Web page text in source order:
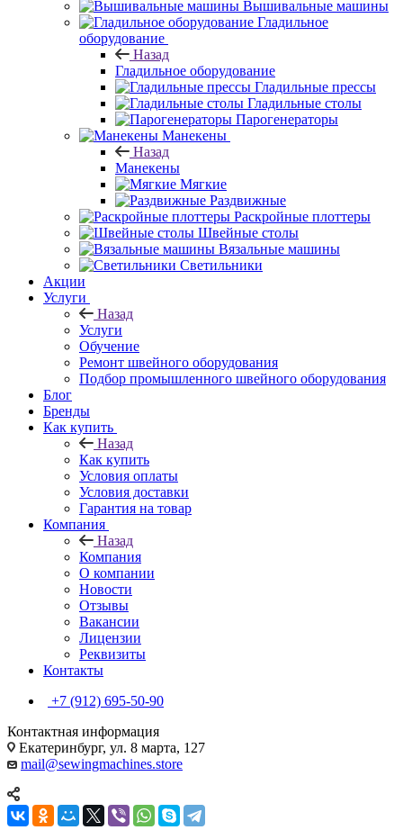
Вышивальные машины
Гладильное
оборудование
Назад
Гладильное оборудование
Гладильные прессы
Гладильные столы
Парогенераторы
Манекены
Назад
Манекены
Мягкие
Раздвижные
Раскройные плоттеры
Швейные столы
Вязальные машины
Светильники
Акции
Услуги
Назад
Услуги
Обучение
Ремонт швейного оборудования
Подбор промышленного швейного оборудования
Блог
Бренды
Как купить
Назад
Как купить
Условия оплаты
Условия доставки
Гарантия на товар
Компания
Назад
Компания
О компании
Новости
Отзывы
Вакансии
Лицензии
Реквизиты
Контакты
+7 (912) 695-50-90
Контактная информация
Екатеринбург, ул. 8 марта, 127
mail@sewingmachines.store